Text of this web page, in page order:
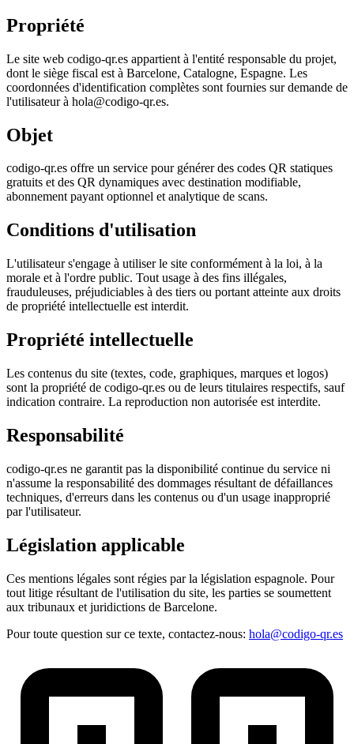
Propriété
Le site web codigo-qr.es appartient à l'entité responsable du projet,
dont le siège fiscal est à Barcelone, Catalogne, Espagne. Les
coordonnées d'identification complètes sont fournies sur demande de
l'utilisateur à hola@codigo-qr.es.
Objet
codigo-qr.es offre un service pour générer des codes QR statiques
gratuits et des QR dynamiques avec destination modifiable,
abonnement payant optionnel et analytique de scans.
Conditions d'utilisation
L'utilisateur s'engage à utiliser le site conformément à la loi, à la
morale et à l'ordre public. Tout usage à des fins illégales,
frauduleuses, préjudiciables à des tiers ou portant atteinte aux droits
de propriété intellectuelle est interdit.
Propriété intellectuelle
Les contenus du site (textes, code, graphiques, marques et logos)
sont la propriété de codigo-qr.es ou de leurs titulaires respectifs, sauf
indication contraire. La reproduction non autorisée est interdite.
Responsabilité
codigo-qr.es ne garantit pas la disponibilité continue du service ni
n'assume la responsabilité des dommages résultant de défaillances
techniques, d'erreurs dans les contenus ou d'un usage inapproprié
par l'utilisateur.
Législation applicable
Ces mentions légales sont régies par la législation espagnole. Pour
tout litige résultant de l'utilisation du site, les parties se soumettent
aux tribunaux et juridictions de Barcelone.
Pour toute question sur ce texte, contactez-nous: hola@codigo-qr.es